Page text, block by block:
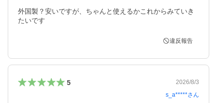
外国製？安いですが、ちゃんと使えるかこれからみていき
たいです
違反報告
5
2026/8/3
s_a*****さん